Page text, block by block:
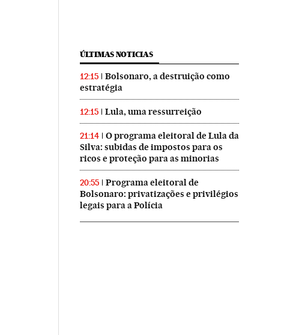
ÚLTIMAS NOTICIAS
12:15
Bolsonaro, a destruição como
estratégia
12:15 Lula, uma ressurreição
21:14
O programa eleitoral de Lula da
Silva: subidas de impostos para os
ricos e proteção para as minorias
20:55
Programa eleitoral de
Bolsonaro: privatizações e privilégios
legais para a Polícia